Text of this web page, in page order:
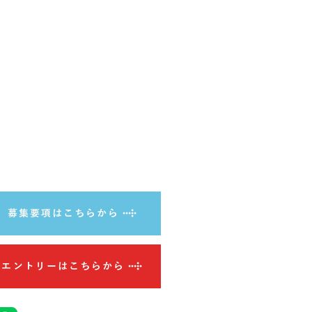
募集要項はこちらから
エントリーはこちらから